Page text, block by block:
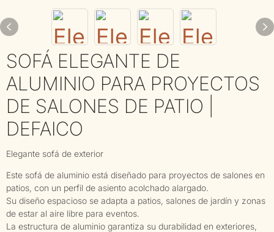
SOFÁ ELEGANTE DE
ALUMINIO PARA PROYECTOS
DE SALONES DE PATIO |
DEFAICO
Elegante sofá de exterior
Este sofá de aluminio está diseñado para proyectos de salones en
patios, con un perfil de asiento acolchado alargado.
Su diseño espacioso se adapta a patios, salones de jardín y zonas
de estar al aire libre para eventos.
La estructura de aluminio garantiza su durabilidad en exteriores,